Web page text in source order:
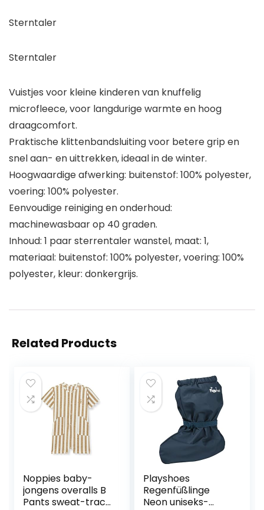
Sterntaler
Sterntaler
Vuistjes voor kleine kinderen van knuffelig
microfleece, voor langdurige warmte en hoog
draagcomfort.
Praktische klittenbandsluiting voor betere grip en
snel aan- en uittrekken, ideaal in de winter.
Hoogwaardige afwerking: buitenstof: 100% polyester,
voering: 100% polyester.
Eenvoudige reiniging en onderhoud:
machinewasbaar op 40 graden.
Inhoud: 1 paar sterrentaler wanstel, maat: 1,
materiaal: buitenstof: 100% polyester, voering: 100%
polyester, kleur: donkergrijs.
Related Products
Noppies baby-
jongens overalls B
Pants sweat-track
Playshoes
Regenfüßlinge
Neon uniseks-